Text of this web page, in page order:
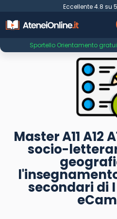
Eccellente 4.8 su 5
Sportello Orientamento
Master A11 A12
socio-
secondari di